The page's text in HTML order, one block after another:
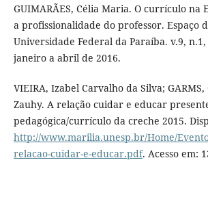
GUIMARÃES, Célia Maria. O currículo na
a profissionalidade do professor. Espaço
Universidade Federal da Paraíba. v.9, n.1,
janeiro a abril de 2016.
VIEIRA, Izabel Carvalho da Silva;
Zauhy. A relação cuidar e educar
pedagógica/currículo da creche 2015.
http://www.marilia.unesp.br/Home/
relacao-cuidar-e-educar.pdf. Acesso em: